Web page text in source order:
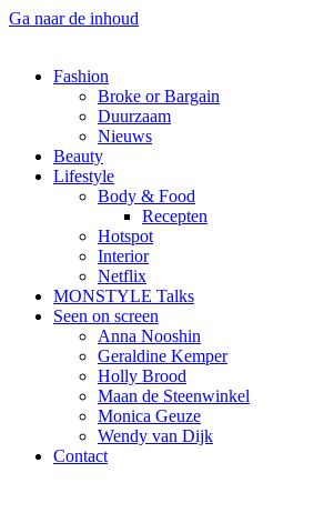
Ga naar de inhoud
Fashion
Broke or Bargain
Duurzaam
Nieuws
Beauty
Lifestyle
Body & Food
Recepten
Hotspot
Interior
Netflix
MONSTYLE Talks
Seen on screen
Anna Nooshin
Geraldine Kemper
Holly Brood
Maan de Steenwinkel
Monica Geuze
Wendy van Dijk
Contact